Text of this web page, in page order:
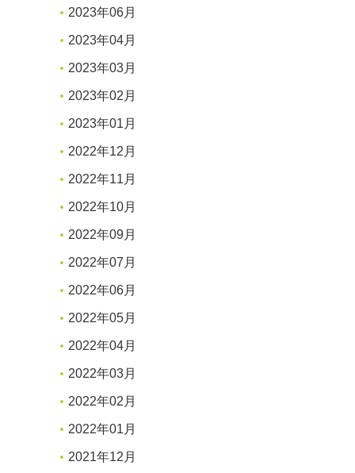
2023年06月
2023年04月
2023年03月
2023年02月
2023年01月
2022年12月
2022年11月
2022年10月
2022年09月
2022年07月
2022年06月
2022年05月
2022年04月
2022年03月
2022年02月
2022年01月
2021年12月